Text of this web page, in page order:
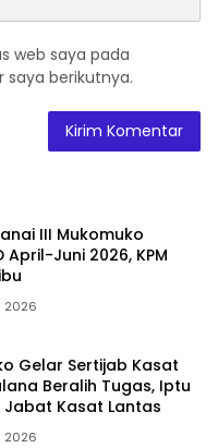
web saya pada
berikutnya.
III Mukomuko
April-Juni 2026, KPM
2026
Gelar Sertijab Kasat
Beralih Tugas, Iptu
Jabat Kasat Lantas
2026